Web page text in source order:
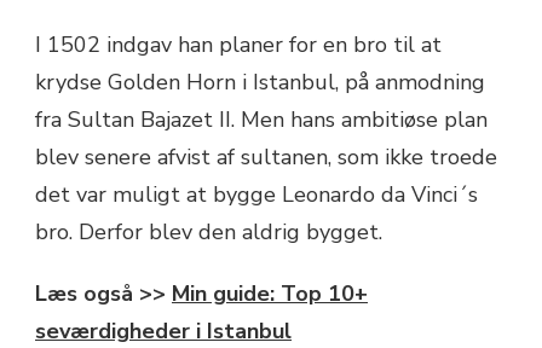
I 1502 indgav han planer for en bro til at
krydse Golden Horn i Istanbul, på anmodning
fra Sultan Bajazet II. Men hans ambitiøse plan
blev senere afvist af sultanen, som ikke troede
det var muligt at bygge Leonardo da Vinci´s
bro. Derfor blev den aldrig bygget.
Læs også >> Min guide: Top 10+
seværdigheder i Istanbul